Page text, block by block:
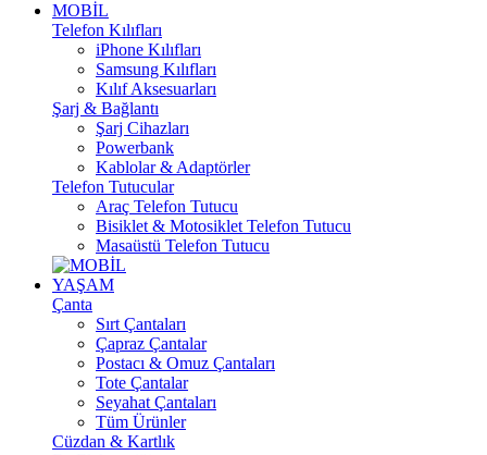
MOBİL
Telefon Kılıfları
iPhone Kılıfları
Samsung Kılıfları
Kılıf Aksesuarları
Şarj & Bağlantı
Şarj Cihazları
Powerbank
Kablolar & Adaptörler
Telefon Tutucular
Araç Telefon Tutucu
Bisiklet & Motosiklet Telefon Tutucu
Masaüstü Telefon Tutucu
YAŞAM
Çanta
Sırt Çantaları
Çapraz Çantalar
Postacı & Omuz Çantaları
Tote Çantalar
Seyahat Çantaları
Tüm Ürünler
Cüzdan & Kartlık